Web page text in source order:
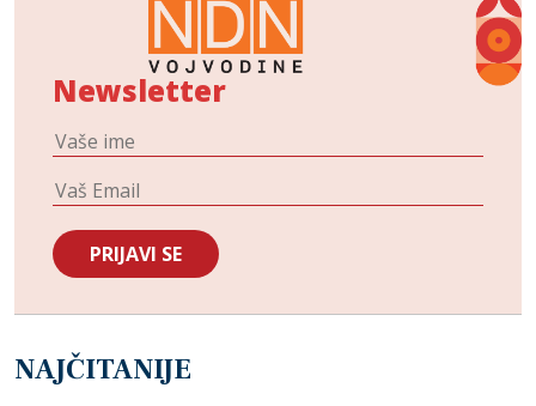
Newsletter
NAJČITANIJE